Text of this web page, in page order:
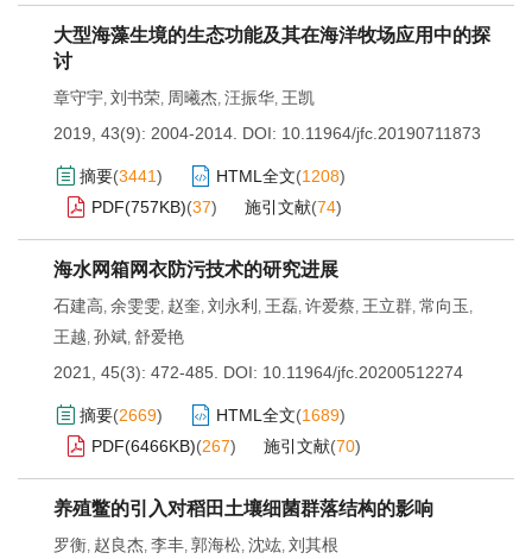
大型海藻生境的生态功能及其在海洋牧场应用中的探
讨
章守宇, 刘书荣, 周曦杰, 汪振华, 王凯
2019, 43(9): 2004-2014. DOI: 10.11964/jfc.20190711873
摘要(3441) HTML全文(1208)
PDF(757KB)(37) 施引文献(74)
海水网箱网衣防污技术的研究进展
石建高, 余雯雯, 赵奎, 刘永利 , 王磊, 许爱蔡, 王立群, 常向玉 ,
王越, 孙斌, 舒爱艳
2021, 45(3): 472-485.
DOI: 10.11964/jfc.20200512274
摘要(2669) HTML全文(1689)
PDF(6466KB)(267) 施引文献(70)
养殖鳖的引入对稻田土壤细菌群落结构的影响
罗衡, 赵良杰, 李丰, 郭海松, 沈竑, 刘其根